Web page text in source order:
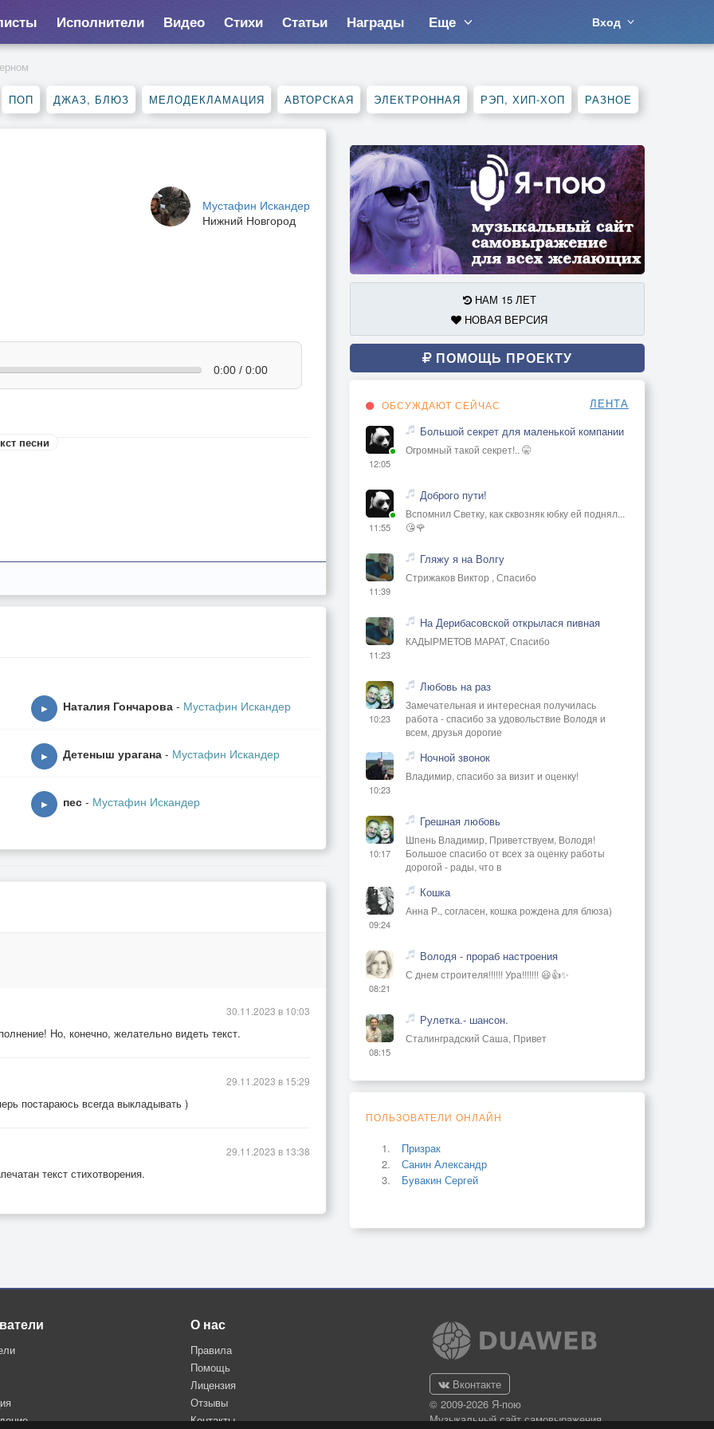
Исполнители Видео Стихи Статьи Награды Еще Вход
ПОП ДЖАЗ, БЛЮЗ МЕЛОДЕКЛАМАЦИЯ АВТОРСКАЯ ЭЛЕКТРОННАЯ РЭП, ХИП-ХОП РАЗНОЕ
Мустафин Искандер
Нижний Новгород
0:00 / 0:00
песни
▶ Наталия Гончарова - Мустафин Искандер
▶ Детеныш урагана - Мустафин Искандер
▶ пес - Мустафин Искандер
Но, конечно, желательно видеть текст.
30.11.2023 в 10:03
постараюсь всегда выкладывать )
29.11.2023 в 15:29
текст стихотворения.
29.11.2023 в 13:38
НАМ 15 ЛЕТ
НОВАЯ ВЕРСИЯ
ПОМОЩЬ ПРОЕКТУ
ОБСУЖДАЮТ СЕЙЧАС ЛЕНТА
12:05
Большой секрет для маленькой компании
Огромный такой секрет!.. 🤫
11:55
Доброго пути!
Вспомнил Светку, как сквозняк юбку ей поднял...
😘🌹
11:39
Гляжу я на Волгу
Стрижаков Виктор , Спасибо
11:23
На Дерибасовской открылася пивная
КАДЫРМЕТОВ МАРАТ, Спасибо
10:23
Любовь на раз
Замечательная и интересная получилась
работа - спасибо за удовольствие Володя и
всем, друзья дорогие
10:23
Ночной звонок
Владимир, спасибо за визит и оценку!
10:17
Грешная любовь
Шпень Владимир, Приветствуем, Володя!
Большое спасибо от всех за оценку работы
дорогой - рады, что в
09:24
Кошка
Анна Р., согласен, кошка рождена для блюза)
08:21
Володя - прораб настроения
С днем строителя!!!!!! Ура!!!!!!! 😃👍✨
08:15
Рулетка.- шансон.
Сталинградский Саша, Привет
ПОЛЬЗОВАТЕЛИ ОНЛАЙН
Призрак
Санин Александр
Бувакин Сергей
О нас
Правила
Помощь
Лицензия
Отзывы
Контакты
Вконтакте
© 2009-2026 Я-пою
Музыкальный сайт самовыражения